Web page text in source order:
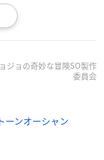
ジョの奇妙な冒険SO製作
委員会
ーンオーシャン